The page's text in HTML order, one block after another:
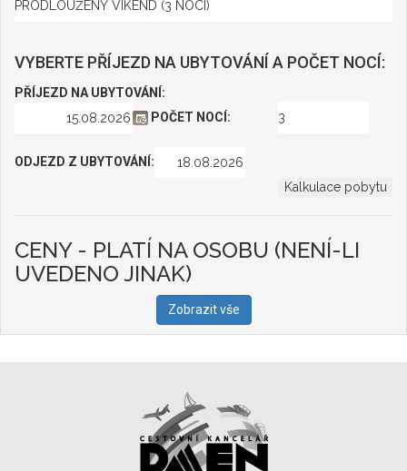
VYBERTE PŘÍJEZD NA UBYTOVÁNÍ A POČET NOCÍ:
PŘÍJEZD NA UBYTOVÁNÍ:
POČET NOCÍ:
ODJEZD Z UBYTOVÁNÍ:
CENY - PLATÍ NA OSOBU (NENÍ-LI
UVEDENO JINAK)
Zobrazit vše